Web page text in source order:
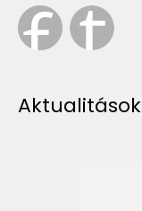
Aktualitások